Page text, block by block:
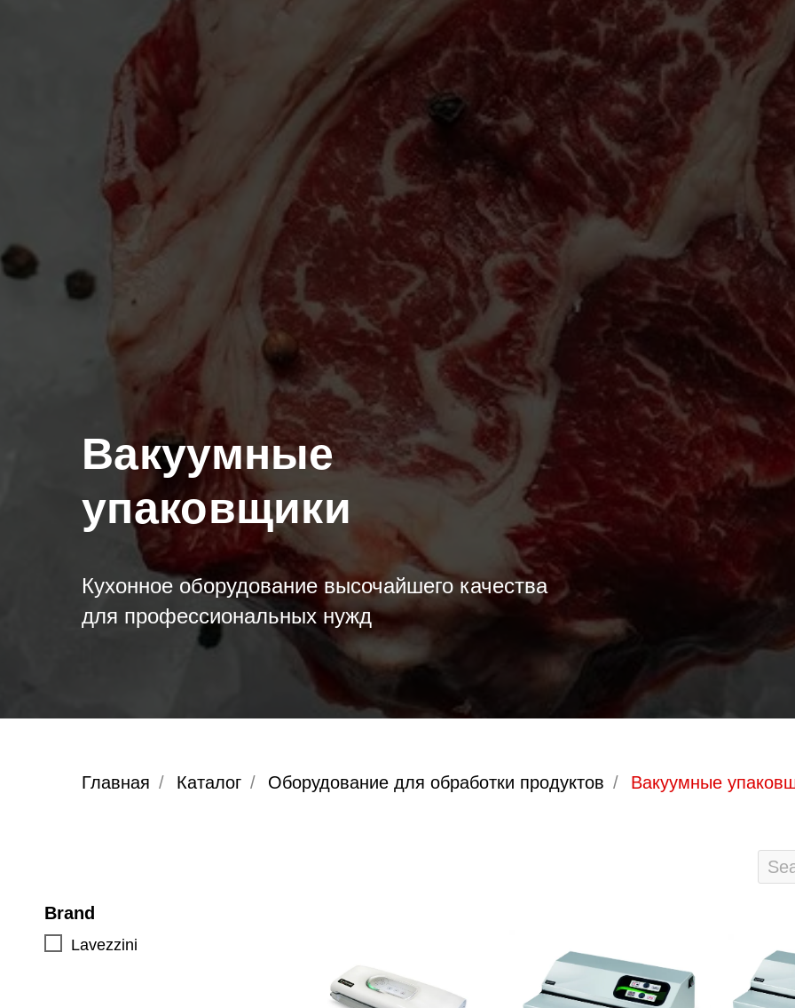
Вакуумные
упаковщики
Кухонное оборудование высочайшего качества
для профессиональных нужд
Главная / Каталог / Оборудование для обработки продуктов / Вакуумные
Brand
Lavezzini